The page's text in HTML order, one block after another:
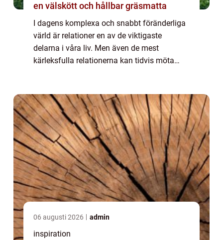
en välskött och hållbar gräsmatta
I dagens komplexa och snabbt föränderliga
värld är relationer en av de viktigaste
delarna i våra liv. Men även de mest
kärleksfulla relationerna kan tidvis möta
06 augusti 2026 admin
inspiration